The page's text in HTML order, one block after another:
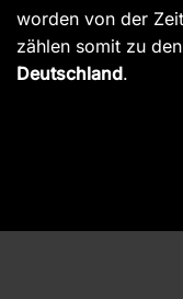
worden von der
zählen somit zu den
Deutschland.